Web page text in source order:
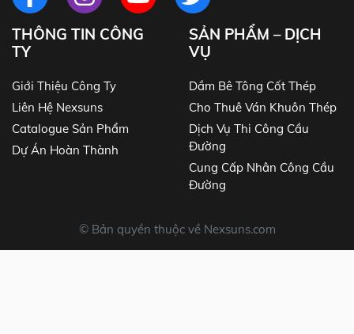
THÔNG TIN CÔNG
TY
Giới Thiệu Công Ty
Liên Hệ Nexsuns
Catalogue Sản Phẩm
Dự Án Hoàn Thành
SẢN PHẨM – DỊCH
VỤ
Dầm Bê Tông Cốt Thép
Cho Thuê Ván Khuôn Thép
Dịch Vụ Thi Công Cầu
Đường
Cung Cấp Nhân Công Cầu
Đường
© Bản quyền thuộc về Nexsuns.com